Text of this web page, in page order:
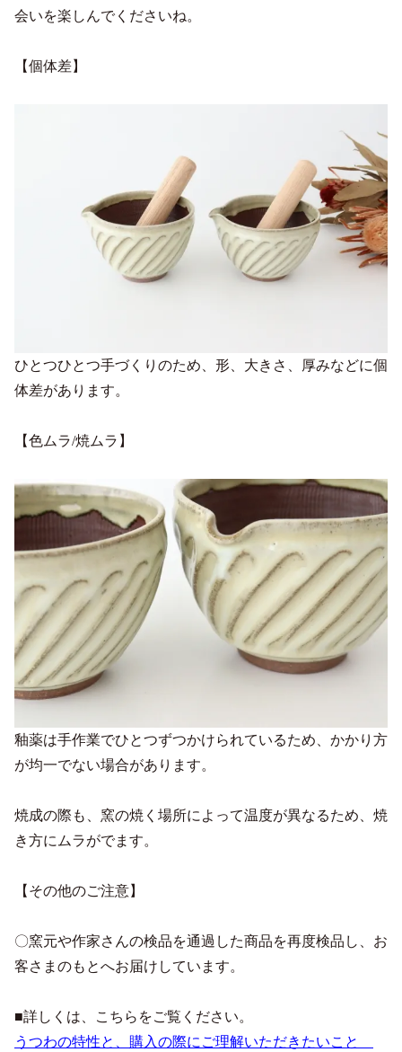
会いを楽しんでくださいね。
【個体差】
ひとつひとつ手づくりのため、形、大きさ、厚みなどに個
体差があります。
【色ムラ/焼ムラ】
釉薬は手作業でひとつずつかけられているため、かかり方
が均一でない場合があります。
焼成の際も、窯の焼く場所によって温度が異なるため、焼
き方にムラがでます。
【その他のご注意】
〇窯元や作家さんの検品を通過した商品を再度検品し、お
客さまのもとへお届けしています。
■詳しくは、こちらをご覧ください。
うつわの特性と、購入の際にご理解いただきたいこと